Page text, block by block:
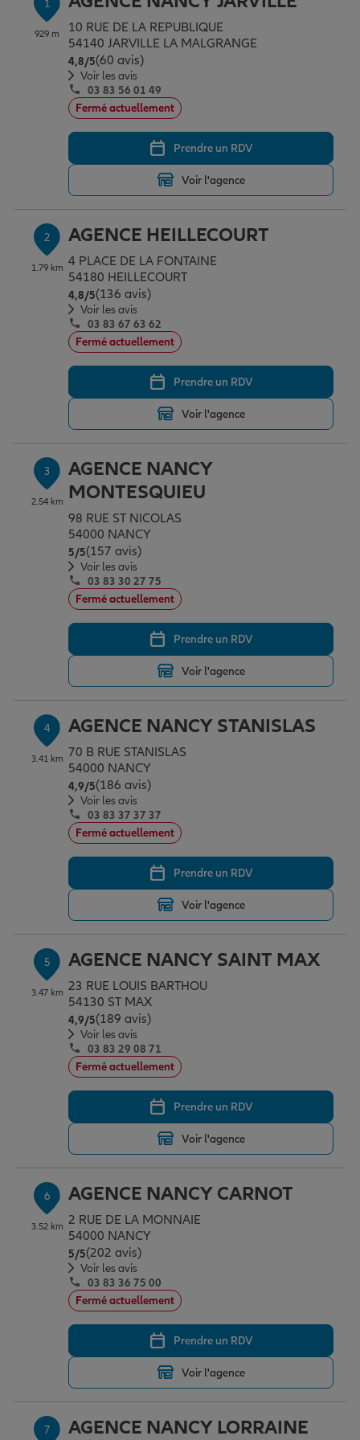
Assurance emprunteur
Prévoyance et dépendance
Assurance animal de compagnie
Protection de la famille
Protection juridique
Épargne & retraite
Plan épargne retraite
Placements financiers
Investissements immobiliers
Transmission
Vos projets
Changer de voiture
Départ à la retraite
Préparer l’avenir
Assurance auto
Assurance habitation
Le Pack Famille
Garantie des accidents de la vie
Assurance scolaire
Protection juridique
Retraite
Tous nos devis d'assurance
Professionnels
Allianz en France
1
929 m
10 RUE DE LA REPUBLIQUE
54140 JARVILLE LA MALGRANGE
4,8/5Note de 4.8 sur 5
(60 avis)
Voir les avis
03 83 56 01 49
Fermé actuellement
Prendre un RDV
Voir l'agence
2
1.79 km
AGENCE HEILLECOURT
4 PLACE DE LA FONTAINE
54180 HEILLECOURT
4,8/5Note de 4.8 sur 5
(136 avis)
Voir les avis
03 83 67 63 62
Fermé actuellement
Prendre un RDV
Voir l'agence
3
2.54 km
AGENCE NANCY
MONTESQUIEU
98 RUE ST NICOLAS
54000 NANCY
5/5Note de 5 sur 5
(157 avis)
Voir les avis
03 83 30 27 75
Fermé actuellement
Prendre un RDV
Voir l'agence
4
3.41 km
AGENCE NANCY STANISLAS
70 B RUE STANISLAS
54000 NANCY
4,9/5Note de 4.9 sur 5
(186 avis)
Voir les avis
03 83 37 37 37
Fermé actuellement
Prendre un RDV
Voir l'agence
5
3.47 km
AGENCE NANCY SAINT MAX
23 RUE LOUIS BARTHOU
54130 ST MAX
4,9/5Note de 4.9 sur 5
(189 avis)
Voir les avis
03 83 29 08 71
Fermé actuellement
Prendre un RDV
Voir l'agence
6
3.52 km
AGENCE NANCY CARNOT
2 RUE DE LA MONNAIE
54000 NANCY
5/5Note de 5 sur 5
(202 avis)
Voir les avis
03 83 36 75 00
Fermé actuellement
Prendre un RDV
Voir l'agence
7 AGENCE NANCY LORRAINE